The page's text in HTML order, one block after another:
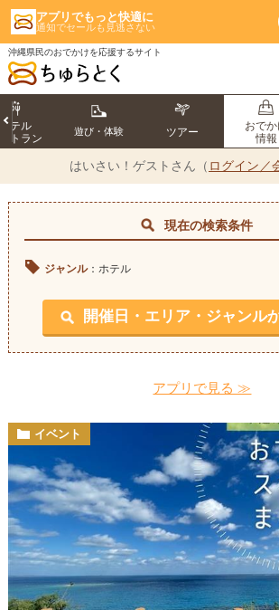
アプリでもっと快適に
通知でセールも見逃さない
沖縄県民のおでかけを応援するサイト
ホテル
トラン
遊び・体験 ツアー
おでか
情報
はいさい！ ゲストさん（ ログイン／
現在の検索条件
ジャンル：ホテル
開催日・エリア・ジャンル
アプリで見る ≫
イベント